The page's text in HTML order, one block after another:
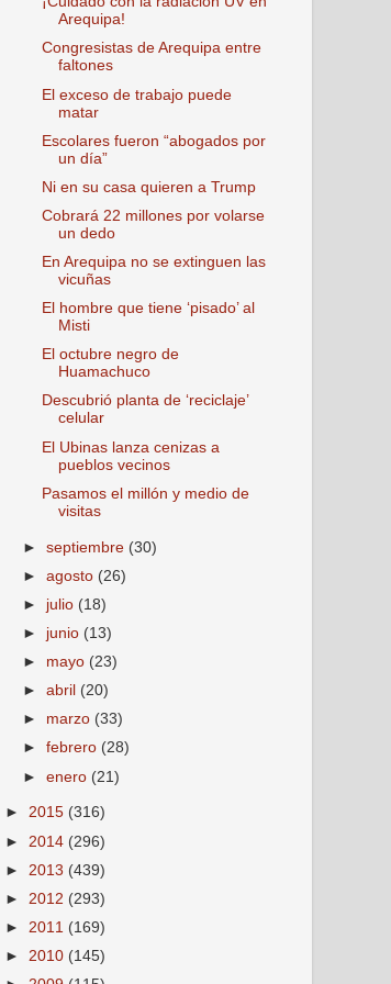
Arequipa!
Congresistas de Arequipa entre
faltones
El exceso de trabajo puede
matar
Escolares fueron “abogados por
un día”
Ni en su casa quieren a Trump
Cobrará 22 millones por volarse
un dedo
En Arequipa no se extinguen las
vicuñas
El hombre que tiene ‘pisado’ al
Misti
El octubre negro de
Huamachuco
Descubrió planta de ‘reciclaje’
celular
El Ubinas lanza cenizas a
pueblos vecinos
Pasamos el millón y medio de
visitas
►septiembre (30)
►agosto (26)
► julio (18)
► junio (13)
► mayo (23)
►abril (20)
► marzo (33)
►febrero (28)
►enero (21)
► 2015 (316)
► 2014 (296)
► 2013 (439)
► 2012 (293)
► 2011 (169)
► 2010 (145)